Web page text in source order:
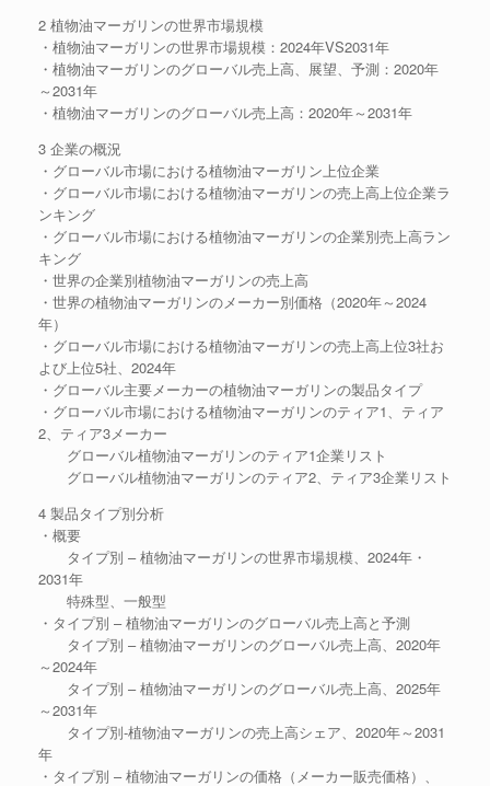
2 植物油マーガリンの世界市場規模
・植物油マーガリンの世界市場規模：2024年VS2031年
・植物油マーガリンのグローバル売上高、展望、予測：2020年
～2031年
・植物油マーガリンのグローバル売上高：2020年～2031年
3 企業の概況
・グローバル市場における植物油マーガリン上位企業
・グローバル市場における植物油マーガリンの売上高上位企業ラ
ンキング
・グローバル市場における植物油マーガリンの企業別売上高ラン
キング
・世界の企業別植物油マーガリンの売上高
・世界の植物油マーガリンのメーカー別価格（2020年～2024
年）
・グローバル市場における植物油マーガリンの売上高上位3社お
よび上位5社、2024年
・グローバル主要メーカーの植物油マーガリンの製品タイプ
・グローバル市場における植物油マーガリンのティア1、ティア
2、ティア3メーカー
グローバル植物油マーガリンのティア1企業リスト
グローバル植物油マーガリンのティア2、ティア3企業リスト
4 製品タイプ別分析
・概要
タイプ別 – 植物油マーガリンの世界市場規模、2024年・
2031年
特殊型、一般型
・タイプ別 – 植物油マーガリンのグローバル売上高と予測
タイプ別 – 植物油マーガリンのグローバル売上高、2020年
～2024年
タイプ別 – 植物油マーガリンのグローバル売上高、2025年
～2031年
タイプ別-植物油マーガリンの売上高シェア、2020年～2031
年
・タイプ別 – 植物油マーガリンの価格（メーカー販売価格）、